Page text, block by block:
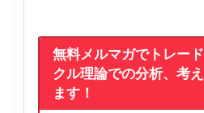
無料メルマガでトレー
クル理論での分析、考
ます！